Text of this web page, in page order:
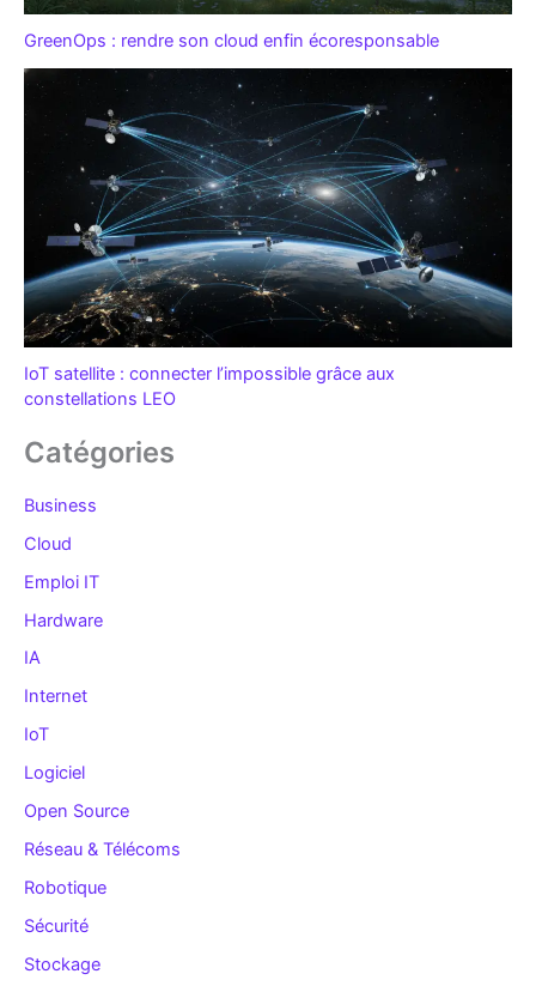
GreenOps : rendre son cloud enfin écoresponsable
IoT satellite : connecter l’impossible grâce aux
constellations LEO
Catégories
Business
Cloud
Emploi IT
Hardware
IA
Internet
IoT
Logiciel
Open Source
Réseau & Télécoms
Robotique
Sécurité
Stockage